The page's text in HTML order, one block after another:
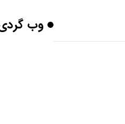
هوش
وب